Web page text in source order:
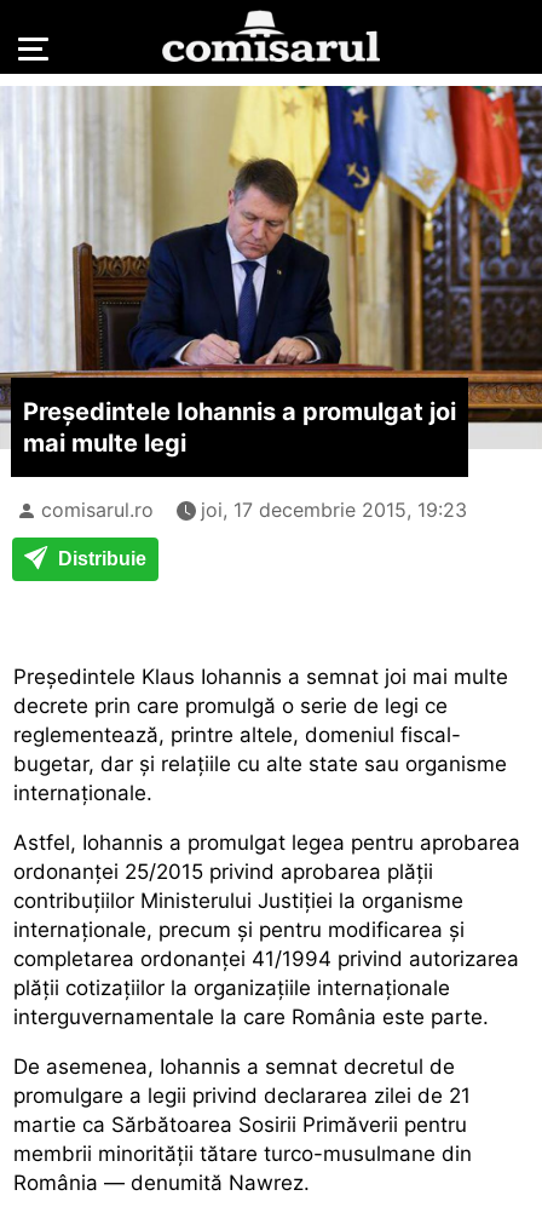
Președintele Iohannis a promulgat joi
mai multe legi
comisarul.ro joi, 17 decembrie 2015, 19:23
Distribuie
Președintele Klaus Iohannis a semnat joi mai multe
decrete prin care promulgă o serie de legi ce
reglementează, printre altele, domeniul fiscal-
bugetar, dar și relațiile cu alte state sau organisme
internaționale.
Astfel, Iohannis a promulgat legea pentru aprobarea
ordonanței 25/2015 privind aprobarea plății
contribuțiilor Ministerului Justiției la organisme
internaționale, precum și pentru modificarea și
completarea ordonanței 41/1994 privind autorizarea
plății cotizațiilor la organizațiile internaționale
interguvernamentale la care România este parte.
De asemenea, Iohannis a semnat decretul de
promulgare a legii privind declararea zilei de 21
martie ca Sărbătoarea Sosirii Primăverii pentru
membrii minorității tătare turco-musulmane din
România — denumită Nawrez.